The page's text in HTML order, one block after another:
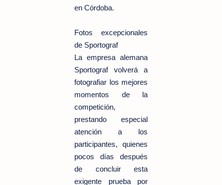
en Córdoba.
Fotos excepcionales
de Sportograf
La empresa alemana
Sportograf volverá a
fotografiar los mejores
momentos de la
competición,
prestando especial
atención a los
participantes, quienes
pocos días después
de concluir esta
exigente prueba por